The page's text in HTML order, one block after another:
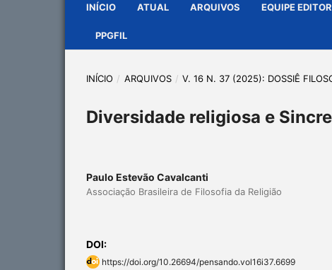
INÍCIO ATUAL ARQUIVOS EQUIPE
PPGFIL
INÍCIO / ARQUIVOS / V. 16 N. 37 (2025): DOSSIÊ
Diversidade religiosa e
Paulo Estevão Cavalcanti
Associação Brasileira de Filosofia da Religião
DOI:
https://doi.org/10.26694/pensando.vol16i37.6699